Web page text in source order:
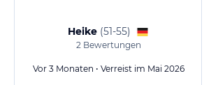
Heike (51-55)
2Bewertungen
Vor 3 Monaten • Verreist im Mai 2026